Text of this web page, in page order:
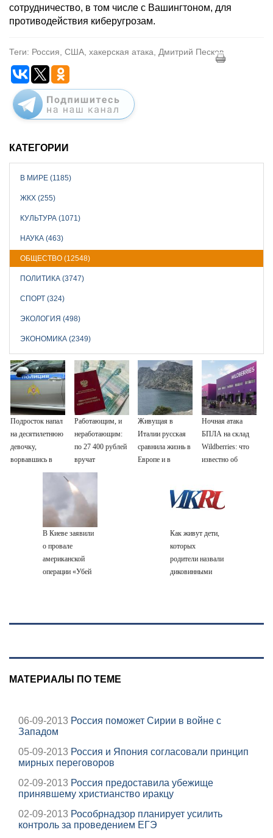
сотрудничество, в том числе с Вашингтоном, для
противодействия киберугрозам.
Теги: Россия, США, хакерская атака, Дмитрий Песков
КАТЕГОРИИ
В МИРЕ (1185)
ЖКХ (255)
КУЛЬТУРА (1071)
НАУКА (463)
ОБЩЕСТВО (12548)
ПОЛИТИКА (3747)
СПОРТ (324)
ЭКОЛОГИЯ (498)
ЭКОНОМИКА (2349)
Подросток напал
на десятилетнюю
девочку,
ворвавшись в
Работающим, и
неработающим:
по 27 400 рублей
вручат
пенсионерам в
сентябре -
PrimaMedia.ru
Живущая в
Италии русская
сравнила жизнь в
Европе и в
Ночная атака
БПЛА на склад
Wildberries: что
известно об
центрам
07/08/2026 –
В Киеве заявили
о провале
американской
операции «Убей
Как живут дети,
которых
родители назвали
диковинными
МАТЕРИАЛЫ ПО ТЕМЕ
06-09-2013 Россия поможет Сирии в войне с
Западом
05-09-2013 Россия и Япония согласовали принцип
мирных переговоров
02-09-2013 Россия предоставила убежище
принявшему христианство иракцу
02-09-2013 Рособрнадзор планирует усилить
контроль за проведением ЕГЭ